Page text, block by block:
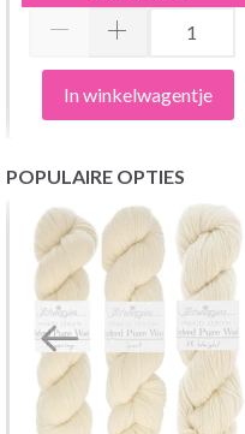
In winkelwagentje
POPULAIRE OPTIES